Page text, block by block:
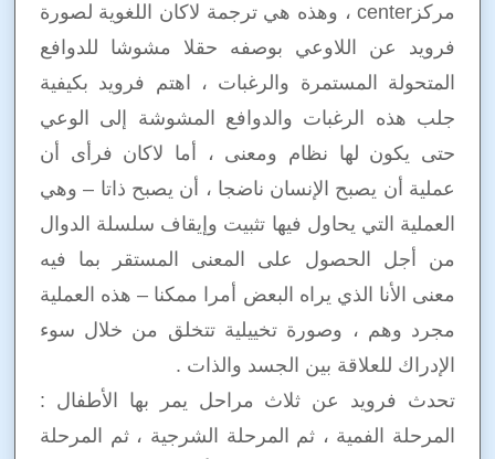
مركزcenter ، وهذه هي ترجمة لاكان اللغوية لصورة
فرويد عن اللاوعي بوصفه حقلا مشوشا للدوافع
المتحولة المستمرة والرغبات ، اهتم فرويد بكيفية
جلب هذه الرغبات والدوافع المشوشة إلى الوعي
حتى يكون لها نظام ومعنى ، أما لاكان فرأى أن
عملية أن يصبح الإنسان ناضجا ، أن يصبح ذاتا – وهي
العملية التي يحاول فيها تثبيت وإيقاف سلسلة الدوال
من أجل الحصول على المعنى المستقر بما فيه
معنى الأنا الذي يراه البعض أمرا ممكنا – هذه العملية
مجرد وهم ، وصورة تخييلية تتخلق من خلال سوء
الإدراك للعلاقة بين الجسد والذات .
تحدث فرويد عن ثلاث مراحل يمر بها الأطفال :
المرحلة الفمية ، ثم المرحلة الشرجية ، ثم المرحلة